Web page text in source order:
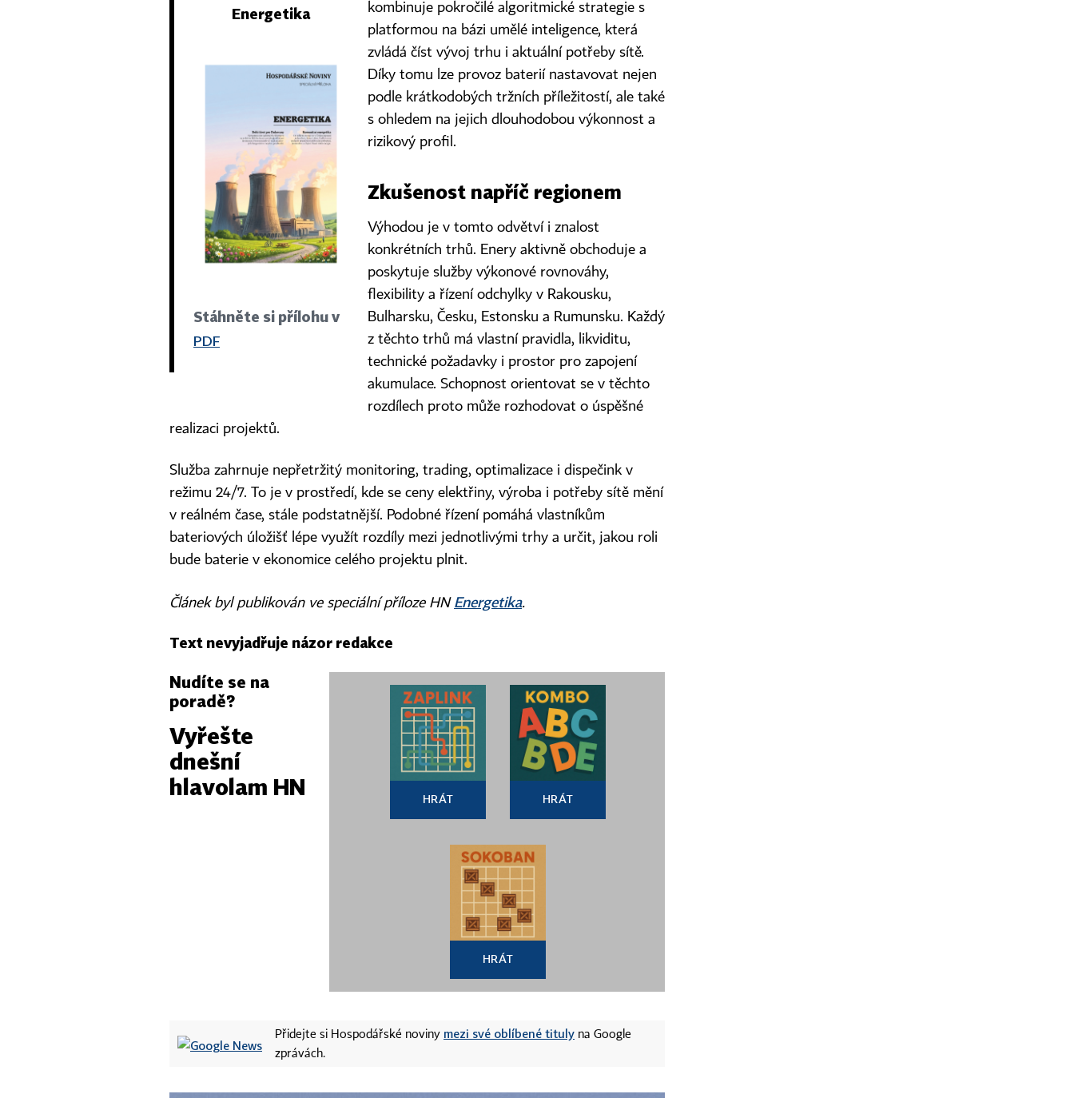
Energetika
Stáhněte si přílohu v
PDF
kombinuje pokročilé algoritmické strategie s
platformou na bázi umělé inteligence, která
zvládá číst vývoj trhu i aktuální potřeby sítě.
Díky tomu lze provoz baterií nastavovat nejen
podle krátkodobých tržních příležitostí, ale také
s ohledem na jejich dlouhodobou výkonnost a
rizikový profil.
Zkušenost napříč regionem
Výhodou je v tomto odvětví i znalost
konkrétních trhů. Enery aktivně obchoduje a
poskytuje služby výkonové rovnováhy,
flexibility a řízení odchylky v Rakousku,
Bulharsku, Česku, Estonsku a Rumunsku. Každý
z těchto trhů má vlastní pravidla, likviditu,
technické požadavky i prostor pro zapojení
akumulace. Schopnost orientovat se v těchto
rozdílech proto může rozhodovat o úspěšné
realizaci projektů.
Služba zahrnuje nepřetržitý monitoring, trading, optimalizace i dispečink v
režimu 24/7. To je v prostředí, kde se ceny elektřiny, výroba i potřeby sítě mění
v reálném čase, stále podstatnější. Podobné řízení pomáhá vlastníkům
bateriových úložišť lépe využít rozdíly mezi jednotlivými trhy a určit, jakou roli
bude baterie v ekonomice celého projektu plnit.
Článek byl publikován ve speciální příloze HN Energetika.
Text nevyjadřuje názor redakce
Nudíte se na
poradě?
Vyřešte
dnešní
hlavolam HN
HRÁT HRÁT
HRÁT
Přidejte si Hospodářské noviny mezi své oblíbené tituly na Google
zprávách.